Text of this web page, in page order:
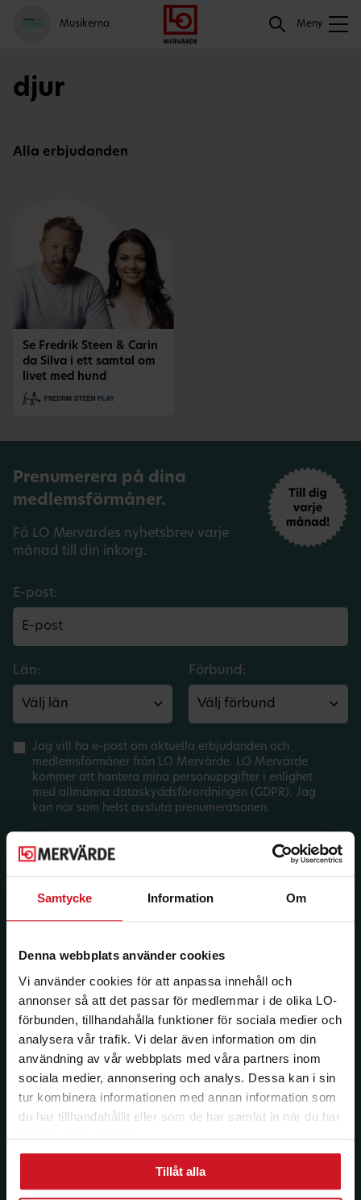
Samtycke Information Om
Denna webbplats använder cookies
Vi använder cookies för att anpassa innehåll och
annonser så att det passar för medlemmar i de olika LO-
förbunden, tillhandahålla funktioner för sociala medier och
analysera vår trafik. Vi delar även information om din
användning av vår webbplats med våra partners inom
sociala medier, annonsering och analys. Dessa kan i sin
tur kombinera informationen med annan information som
du har tillhandahållit eller som de har samlat in när du har
använt deras tjänster.
Tillåt alla
Gå
till
meny
Logga
in
Hoppa
till
innehåll
Musikerna Meny
Sök
djur
Alla erbjudanden
Se Fredrik Steen & Carin
da Silva i ett samtal om
livet med hund
Prenumerera på dina
medlemsförmåner.
Få LO Mervärdes nyhetsbrev varje
månad till din inkorg.
E-post:
Län: Förbund:
Jag vill ha e-post om aktuella erbjudanden och
medlemsförmåner från LO Mervärde. LO Mervärde
kommer att hantera mina personuppgifter i enlighet
med allmänna dataskyddsförordningen (GDPR). Jag
kan när som helst avsluta prenumerationen.